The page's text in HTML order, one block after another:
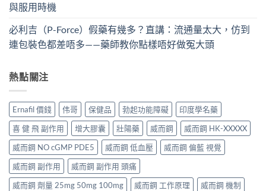
與服用時機
必利吉（P-Force）假藥有幾多？直講：流通量太大，仿到
連包裝色都差唔多——藥師教你點樣唔好做冤大頭
熱點關注
Ernafil 價錢 伟哥 保健品 勃起功能障礙
印度學名藥
喜 健 飛 副作用
增大膠囊 壯陽藥 威而鋼
威而鋼 HK-XXXXX
威而鋼 NO cGMP PDE5
威而鋼 低血壓
威而鋼 偏藍 視覺
威而鋼 副作用
威而鋼 副作用 頭痛
威而鋼 劑量 25mg 50mg 100mg
威而鋼 工作原理
威而鋼 機制